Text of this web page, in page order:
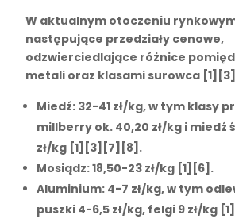
W aktualnym otoczeniu
następujące przedziały cenowe,
odzwierciedlające różnice
metali oraz klasami surowca
Miedź: 32-41 zł/kg, w tym klasy
millberry ok. 40,20 zł/kg i miedź
zł/kg [1][3][7][8].
Mosiądz: 18,50-23 zł/kg [1][6].
Aluminium: 4-7 zł/kg, w tym
puszki 4-6,5 zł/kg, felgi 9 zł/kg